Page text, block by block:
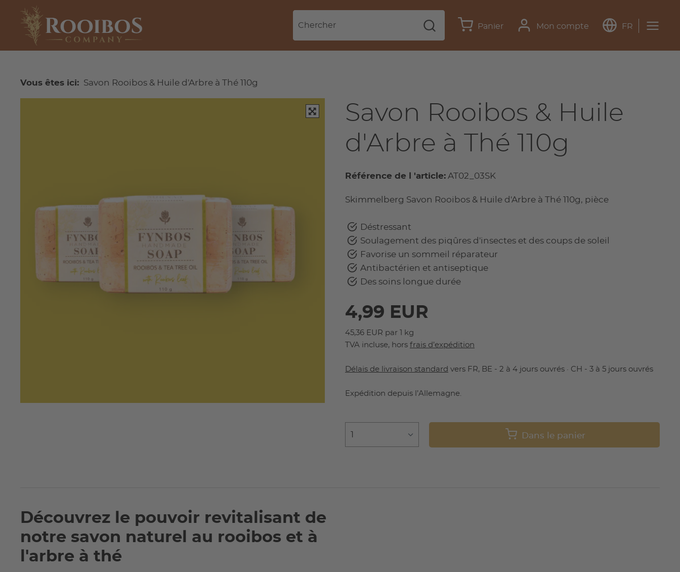
Panier Mon compte FR
Vous êtes ici: Savon Rooibos & Huile d'Arbre à Thé 110g
Savon Rooibos & Huile
d'Arbre à Thé 110g
Référence de l 'article: AT02_03SK
Skimmelberg Savon Rooibos & Huile d'Arbre à Thé 110g, pièce
Déstressant
Soulagement des piqûres d'insectes et des coups de soleil
Favorise un sommeil réparateur
Antibactérien et antiseptique
Des soins longue durée
4,99 EUR
45,36 EUR par 1 kg
TVA incluse, hors frais d’expédition
Délais de livraison standard vers FR, BE - 2 à 4 jours ouvrés · CH - 3 à 5 jours ouvrés
Expédition depuis l’Allemagne.
Dans le panier
Découvrez le pouvoir revitalisant de
notre savon naturel au rooibos et à
l'arbre à thé